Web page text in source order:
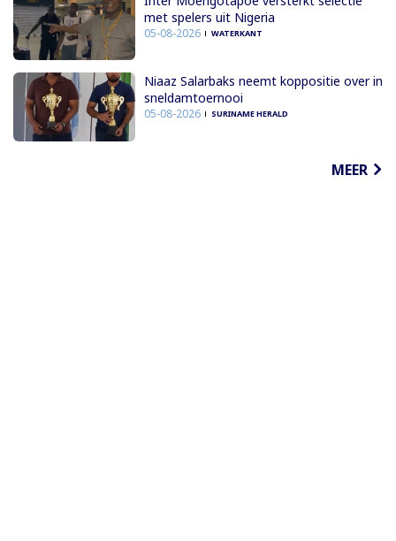
met spelers uit Nigeria
05-08-2026 WATERKANT
Niaaz Salarbaks neemt koppositie over in
sneldamtoernooi
05-08-2026 SURINAME HERALD
MEER